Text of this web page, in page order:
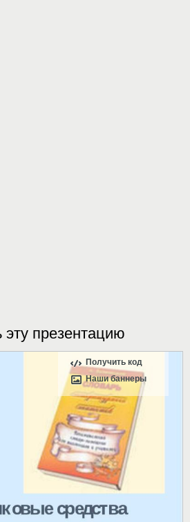
эту презентацию
Получить код
Наши баннеры